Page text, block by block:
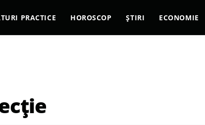
PRACTICE HOROSCOP ȘTIRI ECONOMIE